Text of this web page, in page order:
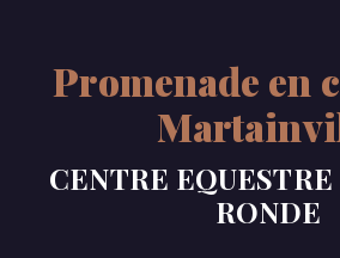
Promenade en
CENTRE
RONDE